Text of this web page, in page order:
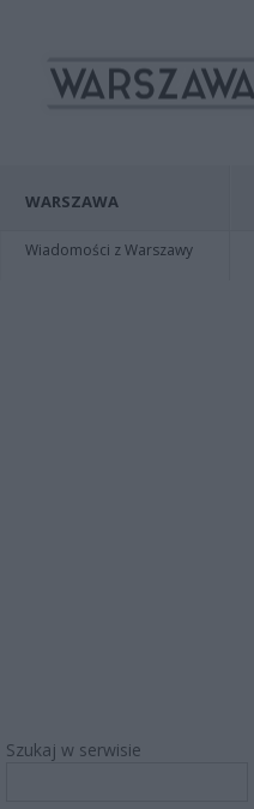
WARSZAWA
Wiadomości z Warszawy
Szukaj w serwisie